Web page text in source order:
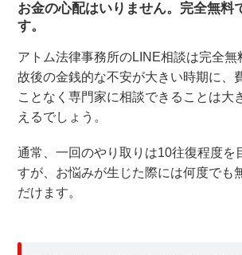
お金の心配はいりません。完全無料
す。
アトム法律事務所のLINE相談は完全無
故後の金銭的な不安が大きい時期に、
ことなく専門家に相談できることは大
えるでしょう。
通常、一回のやり取りは10往復程度を
すが、お悩みが生じた際には何度でも
だけます。